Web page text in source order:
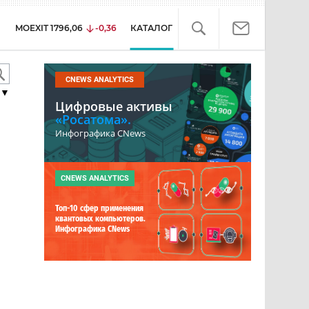
MOEXIT 1796,06 -0,36 КАТАЛОГ
▼
CNEWS ANALYTICS
Цифровые активы
«Росатома».
Инфографика CNews
CNEWS ANALYTICS
Топ-10 сфер применения
квантовых компьютеров.
Инфографика CNews